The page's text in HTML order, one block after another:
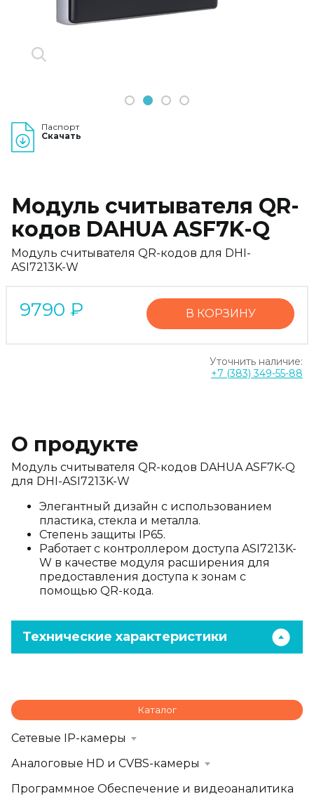
1 2 3 4
Паспорт
Скачать
Модуль считывателя QR-
кодов DAHUA ASF7K-Q
Модуль считывателя QR-кодов для DHI-
ASI7213K-W
9790 ₽ В КОРЗИНУ
Уточнить наличие:
+7 (383) 349-55-88
О продукте
Модуль считывателя QR-кодов DAHUA ASF7K-Q
для DHI-ASI7213K-W
Элегантный дизайн с использованием
пластика, стекла и металла.
Степень защиты IP65.
Работает с контроллером доступа ASI7213K-
W в качестве модуля расширения для
предоставления доступа к зонам с
помощью QR-кода.
Технические характеристики
Каталог
Сетевые IP-камеры
Аналоговые HD и CVBS-камеры
Программное Обеспечение и видеоаналитика